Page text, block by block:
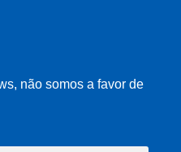
não somos a favor de